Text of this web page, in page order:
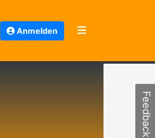
Anmelden
Feedback